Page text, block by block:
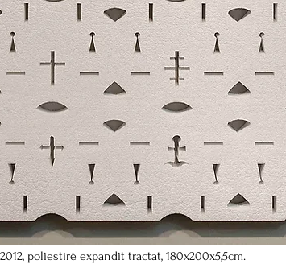
2012, poliestirè expandit tractat, 180x200x5,5cm.